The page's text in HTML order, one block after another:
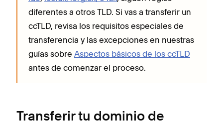
diferentes a otros TLD. Si vas a transferir un
ccTLD, revisa los requisitos especiales de
transferencia y las excepciones en nuestras
guías sobre Aspectos básicos de los ccTLD
antes de comenzar el proceso.
Transferir tu dominio de